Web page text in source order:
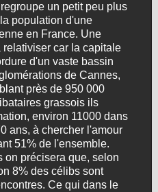
un petit peu plus
population d'une
en France. Une
car la capitale
d'un vaste bassin
de Cannes,
près de 950 000
grassois ils
environ 11000 dans
ans, à chercher l'amour
51% de l'ensemble.
on précisera que, selon
8% des célibs sont
Ce qui dans le